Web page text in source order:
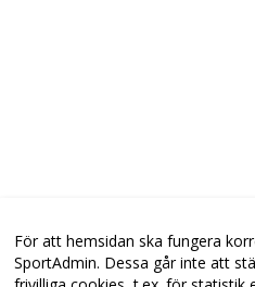
För att hemsidan ska fungera
SportAdmin. Dessa går inte att